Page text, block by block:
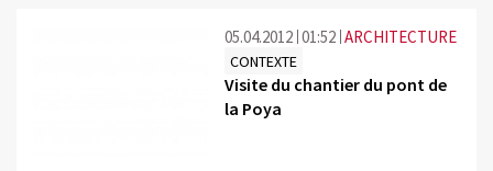
05.04.2012 01:52 ARCHITECTURE
CONTEXTE
Visite du chantier du pont de
la Poya